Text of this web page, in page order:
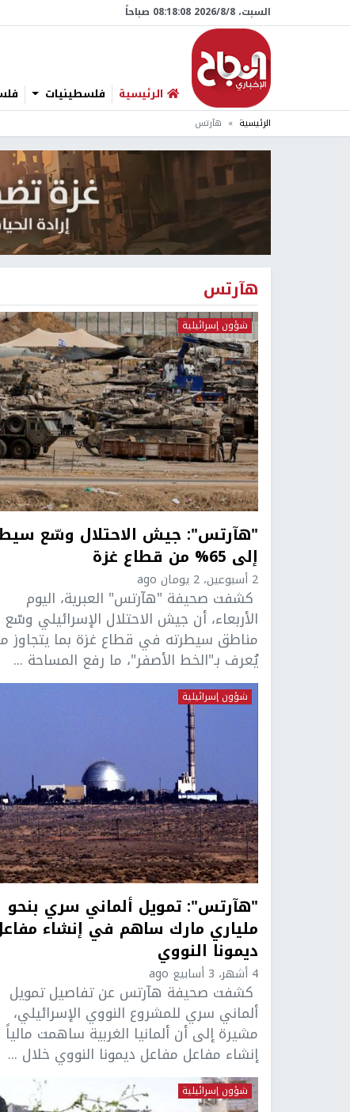
السبت، 8/‏8/‏2026 08:18:09 صباحاً
الرئيسية فلسطينيات
الرئيسية هآرتس
هآرتس
شؤون إسرائيلية
"هآرتس": جيش الاحتلال وسّع
إلى 65% من قطاع غزة
2 أسبوعين، 2 يومان ago
كشفت صحيفة "هآرتس" العبرية، اليوم
الأربعاء، أن جيش الاحتلال الإسرائيلي وسّع
مناطق سيطرته في قطاع غزة بما يتجاوز
يُعرف بـ"الخط الأصفر"، ما رفع المساحة ...
شؤون إسرائيلية
"هآرتس": تمويل ألماني سري بنحو
ملياري مارك ساهم في إنشاء
ديمونا النووي
4 أشهر، 3 أسابيع ago
كشفت صحيفة هآرتس عن تفاصيل تمويل
ألماني سري للمشروع النووي الإسرائيلي،
مشيرة إلى أن ألمانيا الغربية ساهمت
إنشاء مفاعل مفاعل ديمونا النووي خلال ...
شؤون إسرائيلية